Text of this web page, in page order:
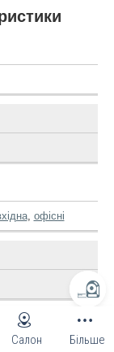
Салон Більше
, офісні